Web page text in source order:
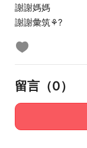
謝謝媽媽
謝謝彙筑⚘?
留言（0）